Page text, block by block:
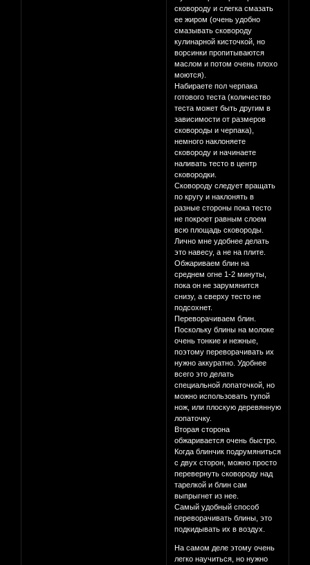
сковороду и слегка смазать
ее жиром (очень удобно
смазывать сковороду
кулинарной кисточкой, но
ворсинки пропитываются
маслом и потом очень плохо
моются).
Набираете пол черпака
готового теста (количество
теста может быть другим в
зависимости от размеров
сковороды и черпака),
немного наклоняете
сковороду и начинаете
наливать тесто в центр
сковородки.
Сковороду следует вращать
по кругу и наклонять в
разные стороны пока тесто
не покроет равным слоем
всю площадь сковороды.
Лично мне удобнее делать
это навесу, а не на плите.
Обжариваем блин на
среднем огне 1-2 минуты,
пока он не зарумянится
снизу, а сверху тесто не
подсохнет.
Переворачиваем блин.
Поскольку блины на молоке
очень тонкие и нежные,
поэтому переворачивать их
нужно аккуратно. Удобнее
всего это делать
специальной лопаточкой, но
можно использовать тупой
нож, или плоскую деревянную
лопаточку.
Вторая сторона
обжаривается очень быстро.
Когда блинчик подрумяниться
с двух сторон, можно просто
перевернуть сковороду над
тарелкой и блин сам
выпрыгнет из нее.
Самый удобный способ
переворачивать блины, это
подкидывать их в воздух.
На самом деле этому очень
легко научиться, но нужно